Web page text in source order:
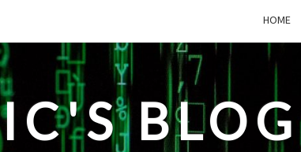
HOME
BLOG